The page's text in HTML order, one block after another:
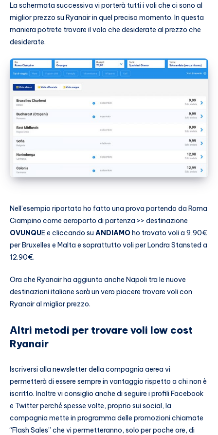
La schermata successiva vi porterà tutti i voli che ci sono al
miglior prezzo su Ryanair in quel preciso momento. In questa
maniera potrete trovare il volo che desiderate al prezzo che
desiderate.
Nell’esempio riportato ho fatto una prova partendo da Roma
Ciampino come aeroporto di partenza >> destinazione
OVUNQUE e cliccando su ANDIAMO ho trovato voli a 9,90€
per Bruxelles e Malta e soprattutto voli per Londra Stansted a
12.90€.
Ora che Ryanair ha aggiunto anche Napoli tra le nuove
destinazioni italiane sarà un vero piacere trovare voli con
Ryanair al miglior prezzo.
Altri metodi per trovare voli low cost
Ryanair
Iscriversi alla newsletter della compagnia aerea vi
permetterà di essere sempre in vantaggio rispetto a chi non è
iscritto. Inoltre vi consiglio anche di seguire i profili Facebook
e Twitter perché spesse volte, proprio sui social, la
compagnia mette in programma delle promozioni chiamate
“Flash Sales” che vi permetteranno, solo per poche ore, di